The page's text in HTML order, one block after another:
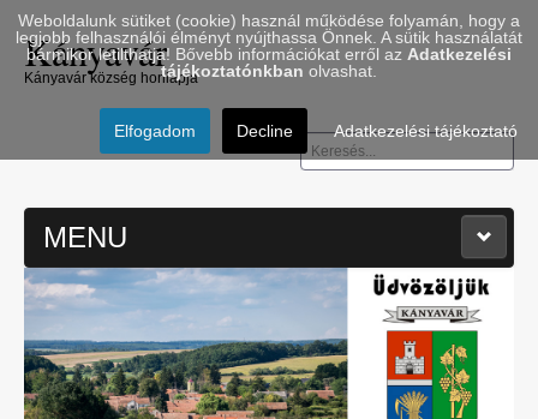
Kányavár
Kányavár község honlapja
Keresés...
MENU
Weboldalunk sütiket (cookie) használ működése folyamán, hogy a
legjobb felhasználói élményt nyújthassa Önnek. A sütik használatát
bármikor letilthatja! Bővebb információkat erről az Adatkezelési
tájékoztatónkban olvashat.
Elfogadom Decline Adatkezelési tájékoztató